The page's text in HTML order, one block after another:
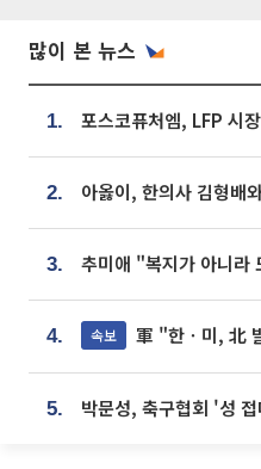
많이 본 뉴스
1.
2.
3.
4. 속보 軍 "한ㆍ미, 北 발사
5.